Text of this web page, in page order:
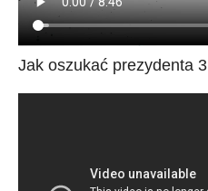
Jak oszukać prezydenta 3